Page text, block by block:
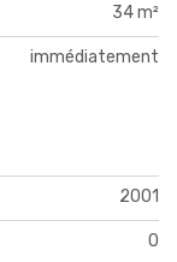
34 m²
immédiatement
2001
0